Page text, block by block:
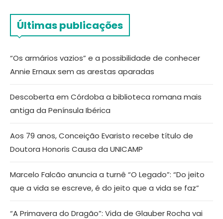
Últimas publicações
“Os armários vazios” e a possibilidade de conhecer
Annie Ernaux sem as arestas aparadas
Descoberta em Córdoba a biblioteca romana mais
antiga da Península Ibérica
Aos 79 anos, Conceição Evaristo recebe título de
Doutora Honoris Causa da UNICAMP
Marcelo Falcão anuncia a turnê “O Legado”: “Do jeito
que a vida se escreve, é do jeito que a vida se faz”
“A Primavera do Dragão”: Vida de Glauber Rocha vai